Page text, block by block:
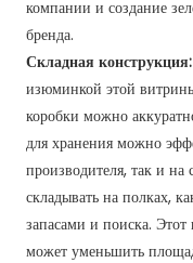
компании и создание
бренда.
Складная конструкция:
изюминкой этой
коробки можно
для хранения можно
производителя, так и
складывать на полках,
запасами и поиска.
может уменьшить